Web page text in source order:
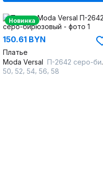
Новинка
150.61 BYN
Платье
Moda Versal П-2642 серо-бирюзовый
50 52 54 56 58